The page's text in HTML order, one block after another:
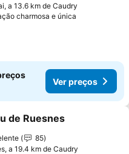
a 13.6 km de Caudry
charmosa e única
Ver preços
aos favoritos
de Ruesnes
85
a 19.4 km de Caudry